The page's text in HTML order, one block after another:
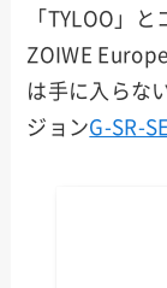
「TYLOO」
ZOIWE
は手に入らな
ジョンG-SR-SE